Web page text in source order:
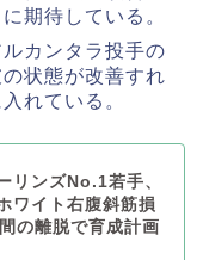
期待している。
カンタラ投手の
状態が改善すれ
れている。
リンズNo.1若手、
ワイト右腹斜筋損
の離脱で育成計画